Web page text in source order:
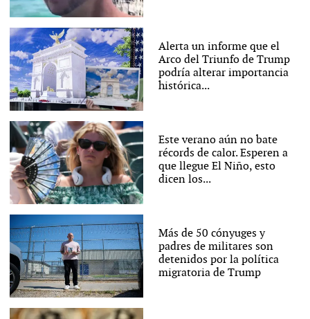
Alerta un informe que el
Arco del Triunfo de Trump
podría alterar importancia
histórica...
Este verano aún no bate
récords de calor. Esperen a
que llegue El Niño, esto
dicen los...
Más de 50 cónyuges y
padres de militares son
detenidos por la política
migratoria de Trump